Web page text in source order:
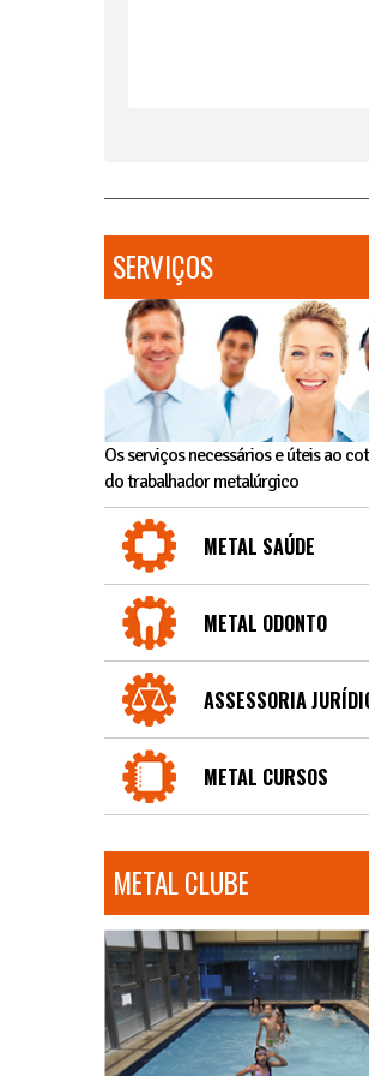
SERVIÇOS
Os serviços necessários e úteis ao
do trabalhador metalúrgico
METAL SAÚDE
METAL ODONTO
ASSESSORIA
METAL CURSOS
METAL CLUBE